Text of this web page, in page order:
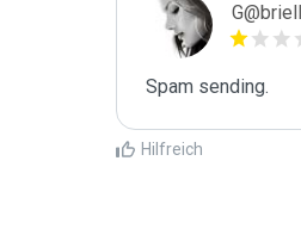
Spam sending.
Hilfreich